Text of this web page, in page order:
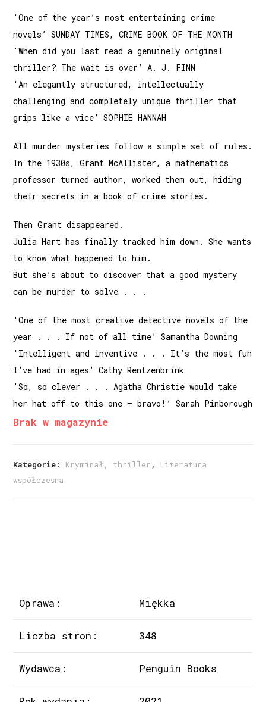
'One of the year’s most entertaining crime
novels’ SUNDAY TIMES, CRIME BOOK OF THE MONTH
'When did you last read a genuinely original
thriller? The wait is over’ A. J. FINN
'An elegantly structured, intellectually
challenging and completely unique thriller that
grips like a vice’ SOPHIE HANNAH
All murder mysteries follow a simple set of rules.
In the 1930s, Grant McAllister, a mathematics
professor turned author, worked them out, hiding
their secrets in a book of crime stories.
Then Grant disappeared.
Julia Hart has finally tracked him down. She wants
to know what happened to him.
But she’s about to discover that a good mystery
can be murder to solve . . .
'One of the most creative detective novels of the
year . . . If not of all time’ Samantha Downing
'Intelligent and inventive . . . It’s the most fun
I’ve had in ages’ Cathy Rentzenbrink
'So, so clever . . . Agatha Christie would take
her hat off to this one – bravo!’ Sarah Pinborough
Brak w magazynie
Kategorie: Kryminał, thriller , Literatura
współczesna
Oprawa: Miękka
Liczba stron: 348
Wydawca: Penguin Books